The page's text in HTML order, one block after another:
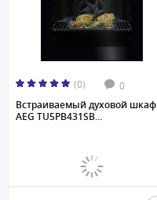
(0) 0
Встраиваемый духовой шкаф
AEG TU5PB431SB...